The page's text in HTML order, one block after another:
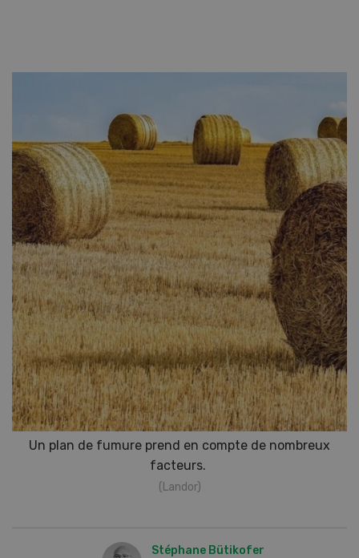
Un plan de fumure prend en compte de nombreux
facteurs.
(Landor)
Stéphane Bütikofer